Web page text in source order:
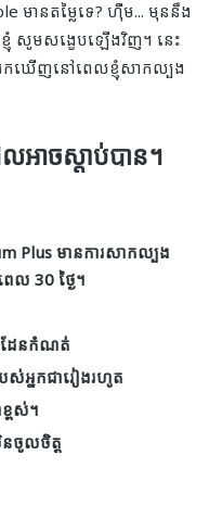
មានតម្លៃទេ? ហ៊ឺម... មុននឹង
សូមសង្ខេបឡើងវិញ។ នេះ
កឃើញនៅពេលខ្ញុំសាកល្បង
ាចស្តាប់បាន។
Plus មានការសាកល្បង
ល 30 ថ្ងៃ។
ដែនកំណត់
អ្នកជារៀងរហូត
ពស់។
ចូលចិត្ត